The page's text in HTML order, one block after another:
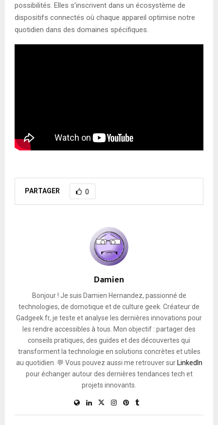
possibilités. Elles s’inscrivent dans un écosystème de
dispositifs connectés où chaque appareil optimise notre
quotidien dans des domaines spécifiques.
PARTAGER 0
Damien
Bonjour ! Je suis Damien Hernandez, passionné de
technologies, de domotique et de culture geek. Créateur de
Gadgeek.fr, je teste et analyse les dernières innovations pour
les rendre accessibles à tous. Mon objectif : partager des
conseils pratiques, des guides et des découvertes qui
transforment la technologie en solutions concrètes et utiles
au quotidien. 💬 Vous pouvez aussi me retrouver sur LinkedIn
pour échanger autour des dernières tendances tech et
projets innovants.